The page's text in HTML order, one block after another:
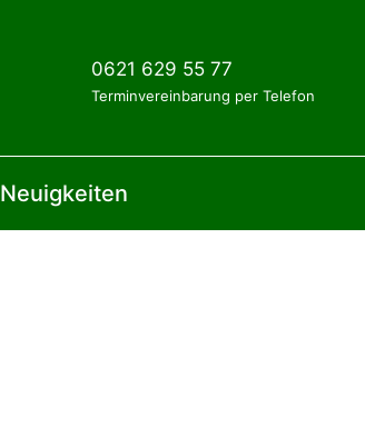
0621 629 55 77
Terminvereinbarung per Telefon
Neuigkeiten